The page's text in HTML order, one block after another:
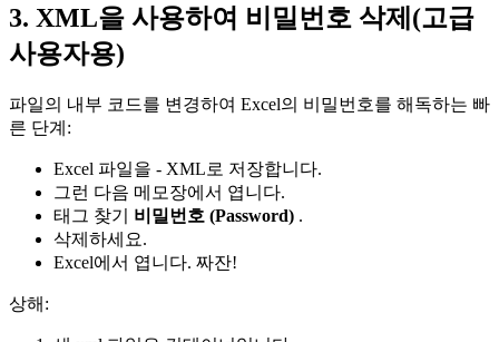
3. XML을 사용하여 비밀번호 삭제(고급
사용자용)
파일의 내부 코드를 변경하여 Excel의 비밀번호를 해독하는 빠
른 단계:
Excel 파일을 - XML로 저장합니다.
그런 다음 메모장에서 엽니다.
태그 찾기 비밀번호 (Password) .
삭제하세요.
Excel에서 엽니다. 짜잔!
상해: